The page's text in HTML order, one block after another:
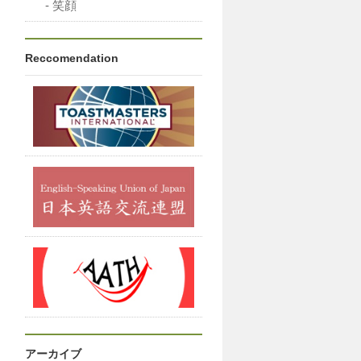
笑顔
Reccomendation
アーカイブ